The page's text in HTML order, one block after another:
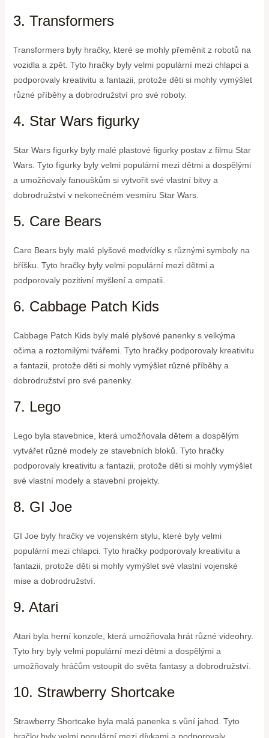
3. Transformers
Transformers byly hračky, které se mohly přeměnit z robotů na
vozidla a zpět. Tyto hračky byly velmi populární mezi chlapci a
podporovaly kreativitu a fantazii, protože děti si mohly vymýšlet
různé příběhy a dobrodružství pro své roboty.
4. Star Wars figurky
Star Wars figurky byly malé plastové figurky postav z filmu Star
Wars. Tyto figurky byly velmi populární mezi dětmi a dospělými
a umožňovaly fanouškům si vytvořit své vlastní bitvy a
dobrodružství v nekonečném vesmíru Star Wars.
5. Care Bears
Care Bears byly malé plyšové medvídky s různými symboly na
bříšku. Tyto hračky byly velmi populární mezi dětmi a
podporovaly pozitivní myšlení a empatii.
6. Cabbage Patch Kids
Cabbage Patch Kids byly malé plyšové panenky s velkýma
očima a roztomilými tvářemi. Tyto hračky podporovaly kreativitu
a fantazii, protože děti si mohly vymýšlet různé příběhy a
dobrodružství pro své panenky.
7. Lego
Lego byla stavebnice, která umožňovala dětem a dospělým
vytvářet různé modely ze stavebních bloků. Tyto hračky
podporovaly kreativitu a fantazii, protože děti si mohly vymýšlet
své vlastní modely a stavební projekty.
8. GI Joe
GI Joe byly hračky ve vojenském stylu, které byly velmi
populární mezi chlapci. Tyto hračky podporovaly kreativitu a
fantazii, protože děti si mohly vymýšlet své vlastní vojenské
mise a dobrodružství.
9. Atari
Atari byla herní konzole, která umožňovala hrát různé videohry.
Tyto hry byly velmi populární mezi dětmi a dospělými a
umožňovaly hráčům vstoupit do světa fantasy a dobrodružství.
10. Strawberry Shortcake
Strawberry Shortcake byla malá panenka s vůní jahod. Tyto